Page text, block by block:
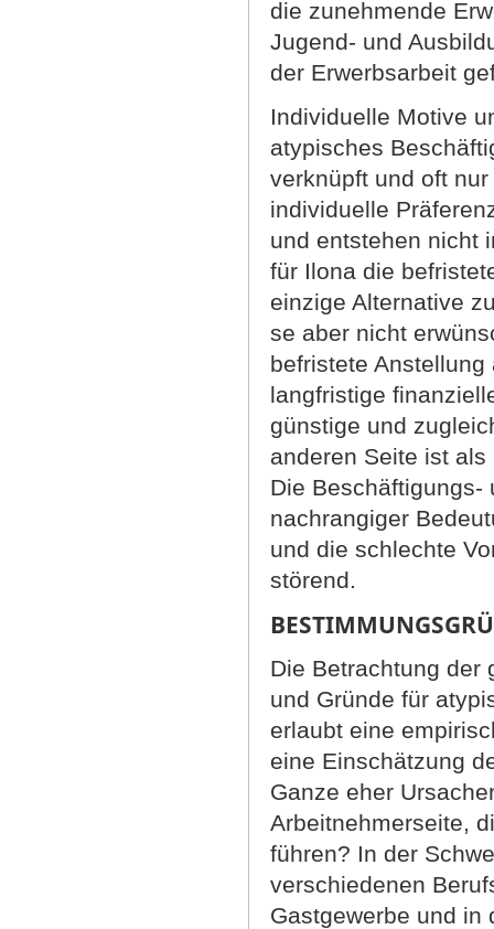
die zunehmende
Jugend- und
der Erwerbsarbeit
Individuelle Motive
atypisches
verknüpft und oft
individuelle
und entstehen nicht
für Ilona die
einzige Alternative
se aber nicht
befristete
langfristige
günstige und
anderen Seite ist
Die Beschäftigungs-
nachrangiger
und die schlechte
störend.
Die Betrachtung der
und Gründe für
erlaubt eine
eine Einschätzung
Ganze eher
Arbeitnehmerseite,
führen? In der
verschiedenen
Gastgewerbe und in